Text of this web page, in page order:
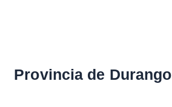
Provincia de Durango